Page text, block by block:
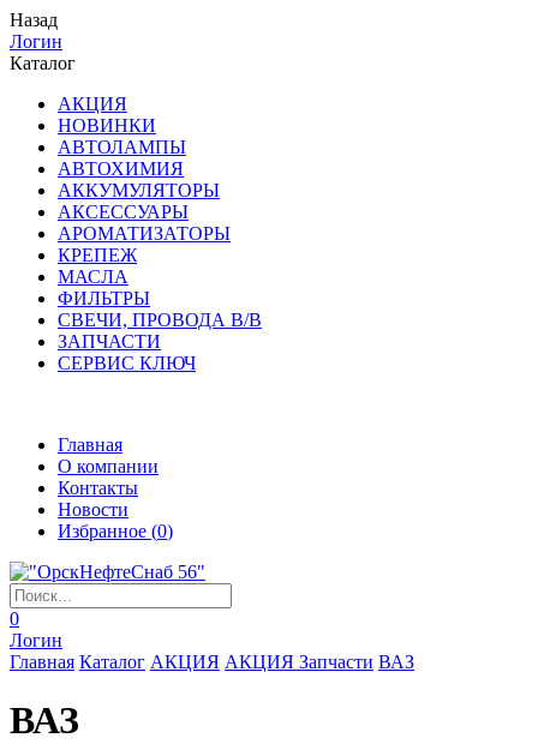
Назад
Логин
Каталог
АКЦИЯ
НОВИНКИ
АВТОЛАМПЫ
АВТОХИМИЯ
АККУМУЛЯТОРЫ
АКСЕССУАРЫ
АРОМАТИЗАТОРЫ
КРЕПЕЖ
МАСЛА
ФИЛЬТРЫ
СВЕЧИ, ПРОВОДА В/В
ЗАПЧАСТИ
СЕРВИС КЛЮЧ
Главная
О компании
Контакты
Новости
Избранное (0)
0
Логин
Главная Каталог АКЦИЯ АКЦИЯ Запчасти ВАЗ
ВАЗ